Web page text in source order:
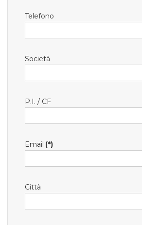
Telefono
Società
P.I. / CF
Email (*)
Città